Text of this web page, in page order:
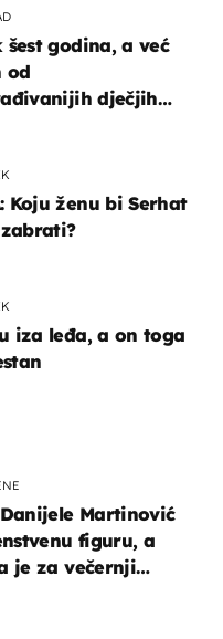
godina, a već
od
dječjih
Koju ženu bi Serhat
iza leđa, a on toga
Martinović
figuru, a
je za večernji